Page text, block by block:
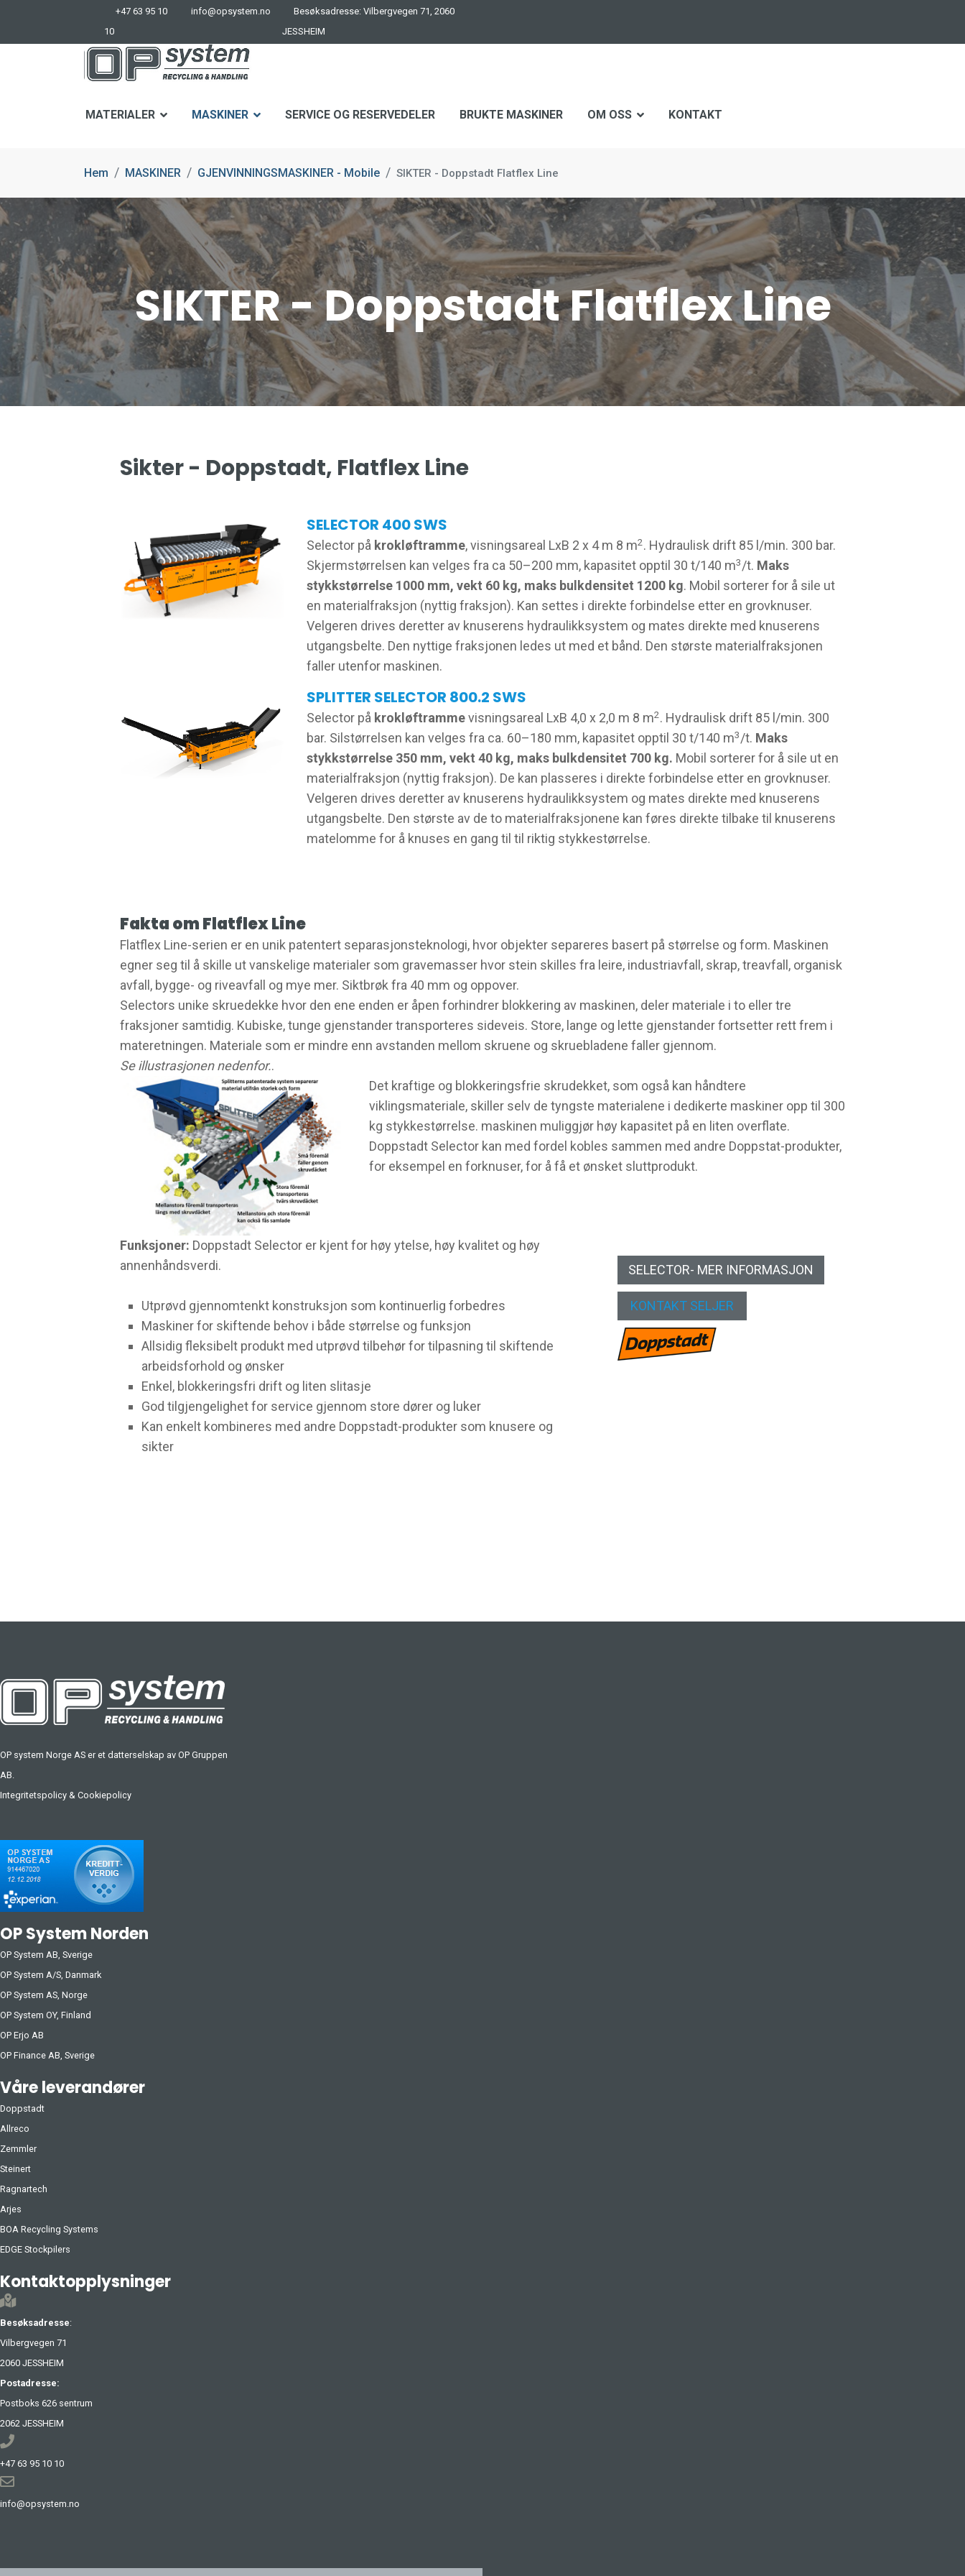
+47 63 95 10
10
info@opsystem.no
Besøksadresse: Vilbergvegen 71, 2060
JESSHEIM
MATERIALER MASKINER SERVICE OG RESERVEDELER BRUKTE MASKINER OM OSS KONTAKT
Hem MASKINER GJENVINNINGSMASKINER - Mobile SIKTER - Doppstadt Flatflex Line
SIKTER - Doppstadt Flatflex Line
Sikter - Doppstadt, Flatflex Line
SELECTOR 400 SWS
Selector på krokløftramme, visningsareal LxB 2 x 4 m 8 m2. Hydraulisk drift 85 l/min. 300 bar.
Skjermstørrelsen kan velges fra ca 50–200 mm, kapasitet opptil 30 t/140 m3/t. Maks
stykkstørrelse 1000 mm, vekt 60 kg, maks bulkdensitet 1200 kg. Mobil sorterer for å sile ut
en materialfraksjon (nyttig fraksjon). Kan settes i direkte forbindelse etter en grovknuser.
Velgeren drives deretter av knuserens hydraulikksystem og mates direkte med knuserens
utgangsbelte. Den nyttige fraksjonen ledes ut med et bånd. Den største materialfraksjonen
faller utenfor maskinen.
SPLITTER SELECTOR 800.2 SWS
Selector på krokløftrammevisningsareal LxB 4,0 x 2,0 m 8 m2. Hydraulisk drift 85 l/min. 300
bar. Silstørrelsen kan velges fra ca. 60–180 mm, kapasitet opptil 30 t/140 m3/t. Maks
stykkstørrelse 350 mm, vekt 40 kg, maks bulkdensitet 700 kg. Mobil sorterer for å sile ut en
materialfraksjon (nyttig fraksjon). De kan plasseres i direkte forbindelse etter en grovknuser.
Velgeren drives deretter av knuserens hydraulikksystem og mates direkte med knuserens
utgangsbelte. Den største av de to materialfraksjonene kan føres direkte tilbake til knuserens
matelomme for å knuses en gang til til riktig stykkestørrelse.
Fakta om Flatflex Line
Flatflex Line-serien er en unik patentert separasjonsteknologi, hvor objekter separeres basert på størrelse og form. Maskinen
egner seg til å skille ut vanskelige materialer som gravemasser hvor stein skilles fra leire, industriavfall, skrap, treavfall, organisk
avfall, bygge- og riveavfall og mye mer. Siktbrøk fra 40 mm og oppover.
Selectors unike skruedekke hvor den ene enden er åpen forhindrer blokkering av maskinen, deler materiale i to eller tre
fraksjoner samtidig. Kubiske, tunge gjenstander transporteres sideveis. Store, lange og lette gjenstander fortsetter rett frem i
materetningen. Materiale som er mindre enn avstanden mellom skruene og skruebladene faller gjennom.
Se illustrasjonen nedenfor..
Det kraftige og blokkeringsfrie skrudekket, som også kan håndtere
viklingsmateriale, skiller selv de tyngste materialene i dedikerte maskiner opp til 300
kg stykkestørrelse. maskinen muliggjør høy kapasitet på en liten overflate.
Doppstadt Selector kan med fordel kobles sammen med andre Doppstat-produkter,
for eksempel en forknuser, for å få et ønsket sluttprodukt.
Funksjoner: Doppstadt Selector er kjent for høy ytelse, høy kvalitet og høy
annenhåndsverdi.
Utprøvd gjennomtenkt konstruksjon som kontinuerlig forbedres
Maskiner for skiftende behov i både størrelse og funksjon
Allsidig fleksibelt produkt med utprøvd tilbehør for tilpasning til skiftende
arbeidsforhold og ønsker
Enkel, blokkeringsfri drift og liten slitasje
God tilgjengelighet for service gjennom store dører og luker
Kan enkelt kombineres med andre Doppstadt-produkter som knusere og
sikter
SELECTOR- MER INFORMASJON
KONTAKT SELJER
OP system Norge AS er et datterselskap av OP Gruppen
AB.
Integritetspolicy & Cookiepolicy
OP System Norden
OP System AB, Sverige
OP System A/S, Danmark
OP System AS, Norge
OP System OY, Finland
OP Erjo AB
OP Finance AB, Sverige
Våre leverandører
Doppstadt
Allreco
Zemmler
Steinert
Ragnartech
Arjes
BOA Recycling Systems
EDGE Stockpilers
Kontaktopplysninger
Besøksadresse:
Vilbergvegen 71
2060 JESSHEIM
Postadresse:
Postboks 626 sentrum
2062 JESSHEIM
+47 63 95 10 10
info@opsystem.no